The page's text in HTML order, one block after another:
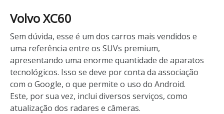
Volvo XC60
Sem dúvida, esse é um dos carros mais vendidos e
uma referência entre os SUVs premium,
apresentando uma enorme quantidade de aparatos
tecnológicos. Isso se deve por conta da associação
com o Google, o que permite o uso do Android.
Este, por sua vez, inclui diversos serviços, como
atualização dos radares e câmeras.